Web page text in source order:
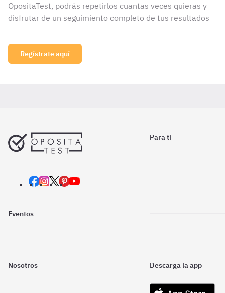
OpositaTest, podrás repetirlos cuantas veces quieras y
disfrutar de un seguimiento completo de tus resultados
Regístrate aquí
Para ti
Eventos
Nosotros Descarga la app